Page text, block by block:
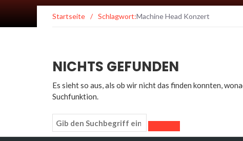
Startseite / Schlagwort:Machine Head Konzert
NICHTS GEFUNDEN
Es sieht so aus, als ob wir nicht das finden konnten,
Suchfunktion.